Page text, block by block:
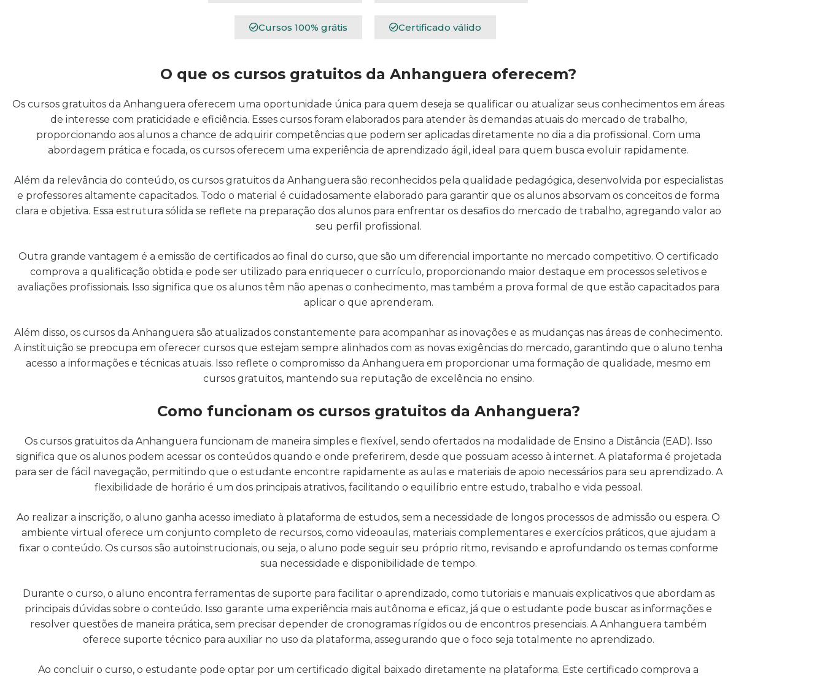
Cursos 100% grátis Certificado válido
O que os cursos gratuitos da Anhanguera oferecem?
Os cursos gratuitos da Anhanguera oferecem uma oportunidade única para quem deseja se qualificar ou atualizar seus conhecimentos em áreas
de interesse com praticidade e eficiência. Esses cursos foram elaborados para atender às demandas atuais do mercado de trabalho,
proporcionando aos alunos a chance de adquirir competências que podem ser aplicadas diretamente no dia a dia profissional. Com uma
abordagem prática e focada, os cursos oferecem uma experiência de aprendizado ágil, ideal para quem busca evoluir rapidamente.
Além da relevância do conteúdo, os cursos gratuitos da Anhanguera são reconhecidos pela qualidade pedagógica, desenvolvida por especialistas
e professores altamente capacitados. Todo o material é cuidadosamente elaborado para garantir que os alunos absorvam os conceitos de forma
clara e objetiva. Essa estrutura sólida se reflete na preparação dos alunos para enfrentar os desafios do mercado de trabalho, agregando valor ao
seu perfil profissional.
Outra grande vantagem é a emissão de certificados ao final do curso, que são um diferencial importante no mercado competitivo. O certificado
comprova a qualificação obtida e pode ser utilizado para enriquecer o currículo, proporcionando maior destaque em processos seletivos e
avaliações profissionais. Isso significa que os alunos têm não apenas o conhecimento, mas também a prova formal de que estão capacitados para
aplicar o que aprenderam.
Além disso, os cursos da Anhanguera são atualizados constantemente para acompanhar as inovações e as mudanças nas áreas de conhecimento.
A instituição se preocupa em oferecer cursos que estejam sempre alinhados com as novas exigências do mercado, garantindo que o aluno tenha
acesso a informações e técnicas atuais. Isso reflete o compromisso da Anhanguera em proporcionar uma formação de qualidade, mesmo em
cursos gratuitos, mantendo sua reputação de excelência no ensino.
Como funcionam os cursos gratuitos da Anhanguera?
Os cursos gratuitos da Anhanguera funcionam de maneira simples e flexível, sendo ofertados na modalidade de Ensino a Distância (EAD). Isso
significa que os alunos podem acessar os conteúdos quando e onde preferirem, desde que possuam acesso à internet. A plataforma é projetada
para ser de fácil navegação, permitindo que o estudante encontre rapidamente as aulas e materiais de apoio necessários para seu aprendizado. A
flexibilidade de horário é um dos principais atrativos, facilitando o equilíbrio entre estudo, trabalho e vida pessoal.
Ao realizar a inscrição, o aluno ganha acesso imediato à plataforma de estudos, sem a necessidade de longos processos de admissão ou espera. O
ambiente virtual oferece um conjunto completo de recursos, como videoaulas, materiais complementares e exercícios práticos, que ajudam a
fixar o conteúdo. Os cursos são autoinstrucionais, ou seja, o aluno pode seguir seu próprio ritmo, revisando e aprofundando os temas conforme
sua necessidade e disponibilidade de tempo.
Durante o curso, o aluno encontra ferramentas de suporte para facilitar o aprendizado, como tutoriais e manuais explicativos que abordam as
principais dúvidas sobre o conteúdo. Isso garante uma experiência mais autônoma e eficaz, já que o estudante pode buscar as informações e
resolver questões de maneira prática, sem precisar depender de cronogramas rígidos ou de encontros presenciais. A Anhanguera também
oferece suporte técnico para auxiliar no uso da plataforma, assegurando que o foco seja totalmente no aprendizado.
Ao concluir o curso, o estudante pode optar por um certificado digital baixado diretamente na plataforma. Este certificado comprova a